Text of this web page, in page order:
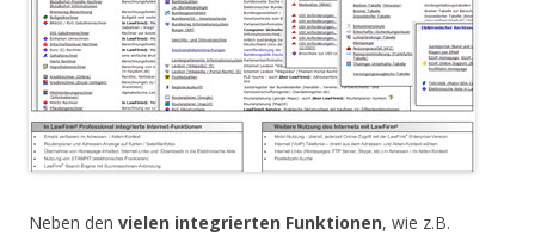
Neben den vielen integrierten Funktionen, wie z.B.